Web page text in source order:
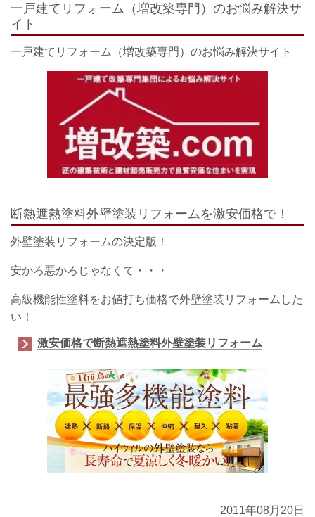
一戸建てリフォーム（増改築専門）のお悩み解決サ
イト
一戸建てリフォーム（増改築専門）のお悩み解決サイト
断熱遮熱塗料外壁塗装リフォームを激安価格で！
外壁塗装リフォームの決定版！
安かろ悪かろじゃなくて・・・
高級機能性塗料をお値打ち価格で外壁塗装リフォームした
い！
激安価格で断熱遮熱塗料外壁塗装リフォーム
2011年08月20日